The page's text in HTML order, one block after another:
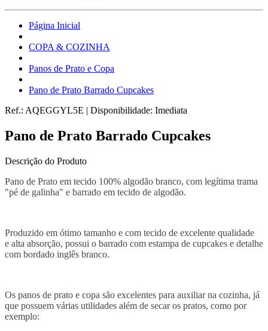
Página Inicial
COPA & COZINHA
Panos de Prato e Copa
Pano de Prato Barrado Cupcakes
Ref.: AQEGGYL5E | Disponibilidade: Imediata
Pano de Prato Barrado Cupcakes
Descrição do Produto
Pano de Prato em tecido 100% algodão branco, com legítima trama
"pé de galinha" e barrado em tecido de algodão.
Produzido em ótimo tamanho e com tecido de excelente qualidade
e alta absorção, possui o barrado com estampa de cupcakes e detalhe
com bordado inglês branco.
Os panos de prato e copa são excelentes para auxiliar na cozinha, já
que possuem várias utilidades além de secar os pratos, como por
exemplo: